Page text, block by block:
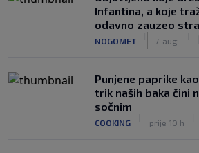
Infantina, a koje
odavno zauzeo
NOGOMET 7. aug.
Punjene paprike
trik naših baka čini
sočnim
COOKING prije 10 h